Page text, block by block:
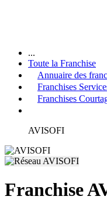
...
Toute la Franchise
Annuaire des
Franchises
Franchises
AVISOFI
Franchise